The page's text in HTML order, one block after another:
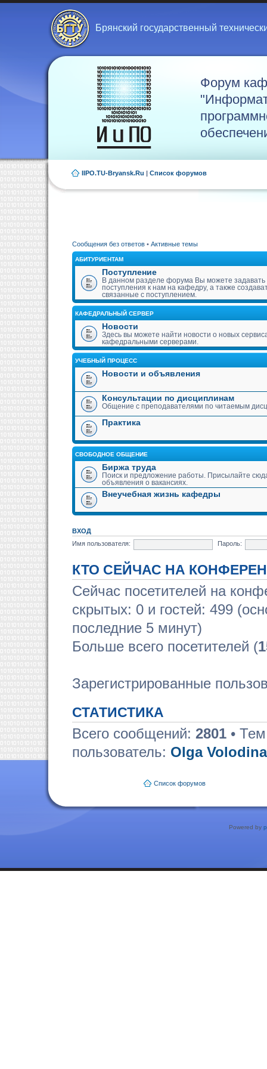
Брянский государственный
Форум
IIPO.TU-Bryansk.Ru | Список форумов
Сообщения без ответов • Активные темы
АБИТУРИЕНТАМ
Поступление
В данном разделе форума Вы можете
поступления к нам на кафедру, а также
связанные с поступлением.
КАФЕДРАЛЬНЫЙ СЕРВЕР
Новости
Здесь вы можете найти новости о новых
кафедральными серверами.
УЧЕБНЫЙ ПРОЦЕСС
Новости и объявления
Консультации по дисциплинам
Общение с преподавателями по читаемым
Практика
СВОБОДНОЕ ОБЩЕНИЕ
Биржа труда
Поиск и предложение работы. Присылайте
объявления о вакансиях.
Внеучебная жизнь кафедры
ВХОД
Имя пользователя:
Пароль:
КТО СЕЙЧАС НА
Сейчас посетителей на
скрытых: 0 и гостей: 499
последние 5 минут)
Больше всего посетителей (
Зарегистрированные
СТАТИСТИКА
Всего сообщений: 2801 •
пользователь: Olga Volodina
Список форумов
Powered by